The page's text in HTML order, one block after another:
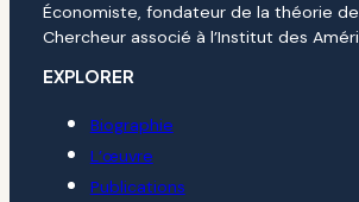
Économiste, fondateur de la théorie
Chercheur associé à l’Institut des
EXPLORER
Biographie
L’œuvre
Publications